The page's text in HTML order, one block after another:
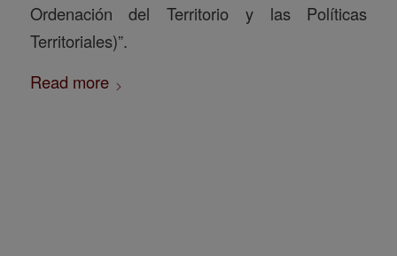
Ordenación del Territorio y las Políticas
Territoriales)”.
Read more